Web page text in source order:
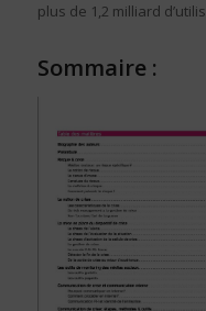
plus de 1,2 milliard
Sommaire :